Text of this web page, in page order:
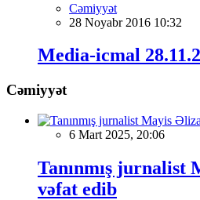
Cəmiyyət
28 Noyabr 2016 10:32
Media-icmal
Cəmiyyət
6 Mart 2025, 20:06
Tanınmış jurnalist
vəfat edib